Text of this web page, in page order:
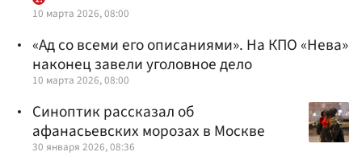
10 марта 2026, 08:00
«Ад со всеми его описаниями». На КПО «Нева»
наконец завели уголовное дело
10 марта 2026, 08:00
Синоптик рассказал об
афанасьевских морозах в Москве
30 января 2026, 08:36